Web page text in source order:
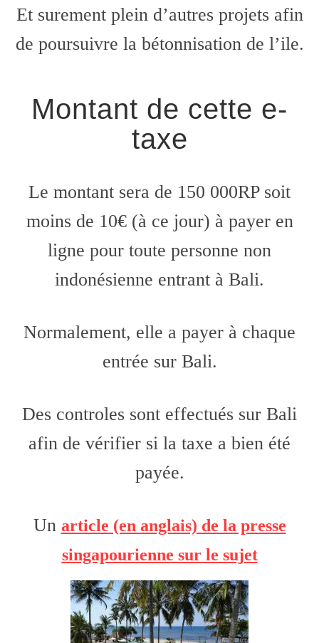
Et surement plein d’autres projets afin
de poursuivre la bétonnisation de l’ile.
Montant de cette e-
taxe
Le montant sera de 150 000RP soit
moins de 10€ (à ce jour) à payer en
ligne pour toute personne non
indonésienne entrant à Bali.
Normalement, elle a payer à chaque
entrée sur Bali.
Des controles sont effectués sur Bali
afin de vérifier si la taxe a bien été
payée.
Un article (en anglais) de la presse
singapourienne sur le sujet